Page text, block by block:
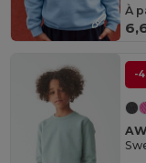
À
-